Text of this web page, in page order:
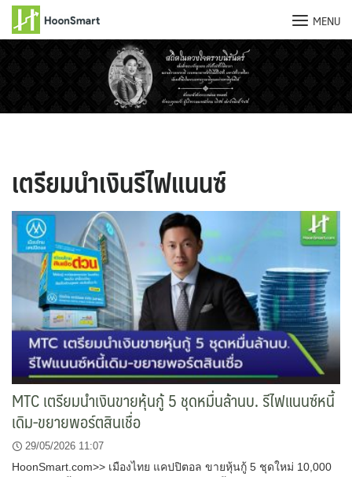
MENU
เตรียมนำเงินรีไฟแนนซ์
MTC เตรียมนำเงินขายหุ้นกู้ 5 ชุดหมื่นล้านบ. รีไฟแนนซ์หนี้
เดิม-ขยายพอร์ตสินเชื่อ
29/05/2026 11:07
HoonSmart.com>> เมืองไทย แคปปิตอล ขายหุ้นกู้ 5 ชุดใหม่ 10,000